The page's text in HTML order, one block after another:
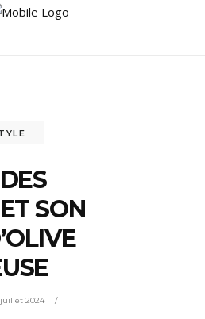
SON
2024